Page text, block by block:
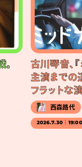
古川琴音、
主演までの
フラットな
西森路代
2026.7.30｜